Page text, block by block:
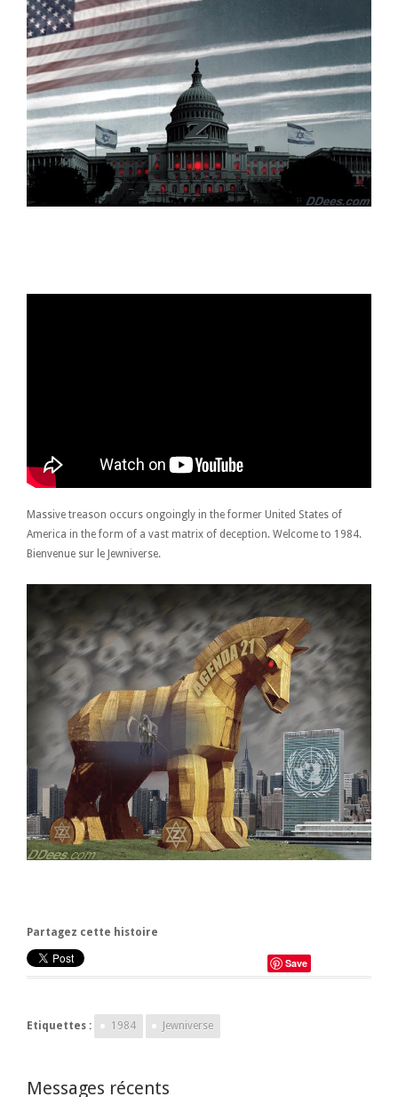
Massive treason occurs ongoingly in the former United States of
America in the form of a vast matrix of deception. Welcome to 1984.
Bienvenue sur le Jewniverse.
Partagez cette histoire
Save
Etiquettes : 1984 Jewniverse
Messages récents